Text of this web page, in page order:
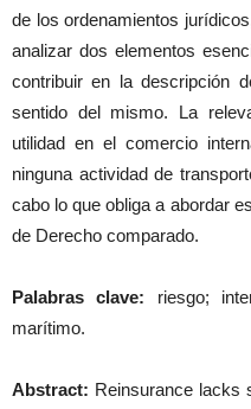
de los ordenamientos
analizar dos elementos
contribuir en la descripción
sentido del mismo. La
utilidad en el comercio
ninguna actividad de
cabo lo que obliga a abordar
de Derecho comparado.
Palabras clave: riesgo;
marítimo.
Abstract: Reinsurance lacks